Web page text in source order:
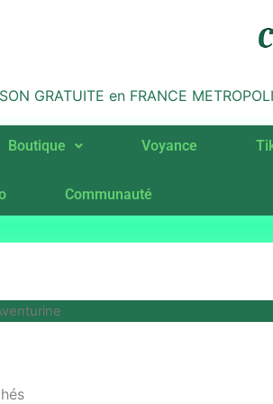
GRATUITE en FRANCE
Boutique Voyance
Communauté